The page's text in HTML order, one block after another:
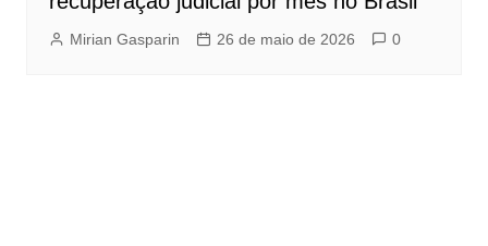
Mirian Gasparin 26 de maio de 2026 0